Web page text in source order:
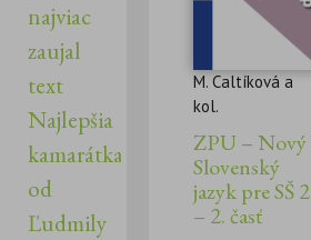
najviac
zaujal
text
Najlepšia
kamarátka
od
Ľudmily
M. Caltíková a
kol.
ZPU – Nový
Slovenský
jazyk pre SŠ 2
– 2. časť